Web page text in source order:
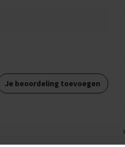
Je beoordeling toevoegen